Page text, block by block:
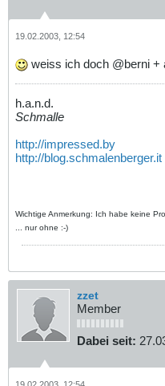
19.02.2003, 12:54
weiss ich doch @berni +
h.a.n.d.
Schmalle
http://impressed.by
http://blog.schmalenberger.it
Wichtige Anmerkung: Ich habe keine
... nur ohne :-)
zzet
Member
Dabei seit: